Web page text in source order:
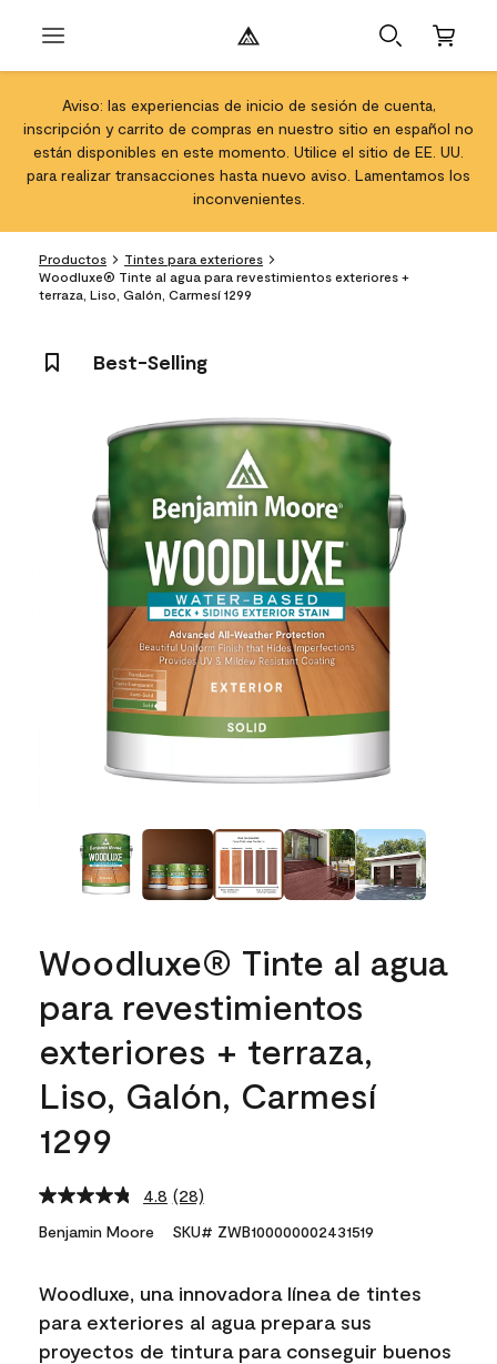
Aviso: las experiencias de inicio de sesión de cuenta,
inscripción y carrito de compras en nuestro sitio en español no
están disponibles en este momento. Utilice el sitio de EE. UU.
para realizar transacciones hasta nuevo aviso. Lamentamos los
inconvenientes.
Productos
Tintes para exteriores
Woodluxe® Tinte al agua para revestimientos exteriores +
terraza, Liso, Galón, Carmesí 1299
Best-Selling
Woodluxe® Tinte al agua
para revestimientos
exteriores + terraza,
Liso, Galón, Carmesí
1299
4.8 Read
Reviews.
link.
(28)
Benjamin Moore SKU# ZWB100000002431519
Woodluxe, una innovadora línea de tintes
para exteriores al agua prepara sus
proyectos de tintura para conseguir buenos